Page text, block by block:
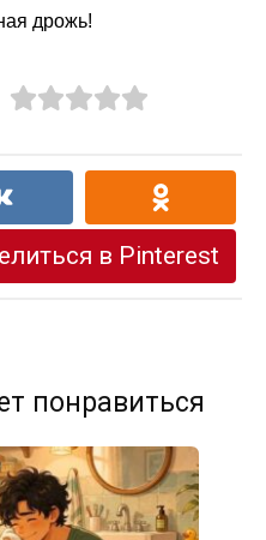
дрожь!
в Pinterest
понравиться